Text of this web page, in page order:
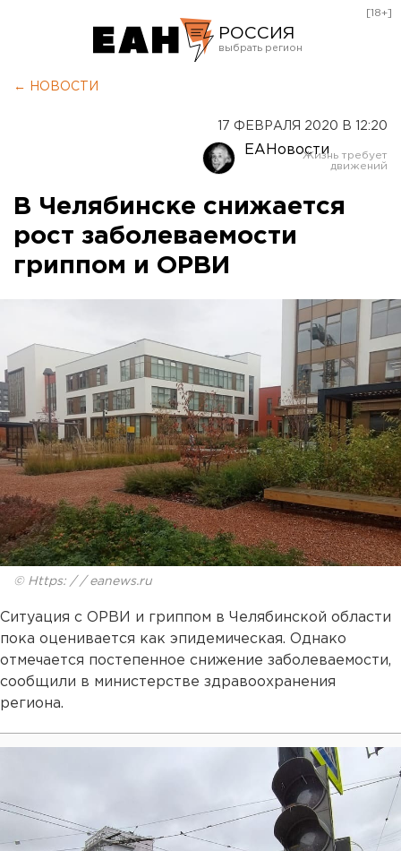
РОССИЯ
Оренбург
[18+]
← НОВОСТИ
17 ФЕВРАЛЯ 2020 В 12:20
ЕАНовости
В Челябинске снижается
рост заболеваемости
гриппом и ОРВИ
© Https: / / eanews.ru
Ситуация с ОРВИ и гриппом в Челябинской области
пока оценивается как эпидемическая. Однако
отмечается постепенное снижение заболеваемости,
сообщили в министерстве здравоохранения
региона.